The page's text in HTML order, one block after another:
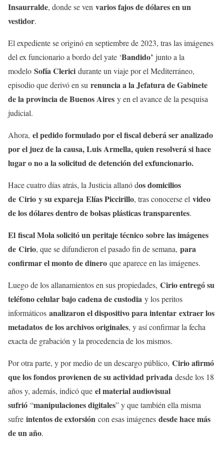
Insaurralde, donde se ven varios fajos de dólares en un
vestidor.
El expediente se originó en septiembre de 2023, tras las imágenes
del ex funcionario a bordo del yate ‘Bandido’ junto a la
modelo Sofía Clerici durante un viaje por el Mediterráneo,
episodio que derivó en su renuncia a la Jefatura de Gabinete
de la provincia de Buenos Aires y en el avance de la pesquisa
judicial.
Ahora, el pedido formulado por el fiscal deberá ser analizado
por el juez de la causa, Luis Armella, quien resolverá si hace
lugar o no a la solicitud de detención del exfuncionario.
Hace cuatro días atrás, la Justicia allanó dos domicilios
de Cirio y su expareja Elías Piccirillo, tras conocerse el video
de los dólares dentro de bolsas plásticas transparentes.
El fiscal Mola solicitó un peritaje técnico sobre las imágenes
de Cirio, que se difundieron el pasado fin de semana, para
confirmar el monto de dinero que aparece en las imágenes.
Luego de los allanamientos en sus propiedades, Cirio entregó su
teléfono celular bajo cadena de custodia y los peritos
informáticos analizaron el dispositivo para intentar extraer los
metadatos de los archivos originales, y así confirmar la fecha
exacta de grabación y la procedencia de los mismos.
Por otra parte, y por medio de un descargo público, Cirio afirmó
que los fondos provienen de su actividad privada desde los 18
años y, además, indicó que el material audiovisual
sufrió “manipulaciones digitales” y que también ella misma
sufre intentos de extorsión con esas imágenes desde hace más
de un año.